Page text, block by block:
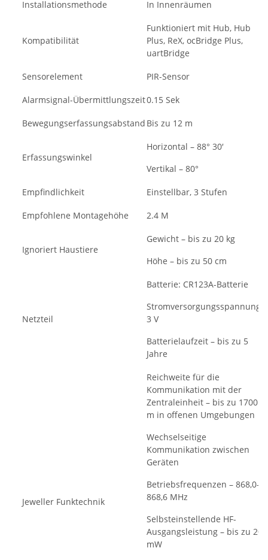
Installationsmethode In Innenräumen
Kompatibilität
Funktioniert mit Hub, Hub
Plus, ReX, ocBridge Plus,
uartBridge
Sensorelement PIR-Sensor
Alarmsignal-Übermittlungszeit0.15 Sek
Bewegungserfassungsabstand Bis zu 12 m
Erfassungswinkel
Horizontal – 88° 30′
Vertikal – 80°
Empfindlichkeit Einstellbar, 3 Stufen
Empfohlene Montagehöhe 2.4 M
Ignoriert Haustiere
Gewicht – bis zu 20 kg
Höhe – bis zu 50 cm
Netzteil
Batterie: CR123A-Batterie
Stromversorgungsspannung:
3 V
Batterielaufzeit – bis zu 5
Jahre
Jeweller Funktechnik
Reichweite für die
Kommunikation mit der
Zentraleinheit – bis zu 1700
m in offenen Umgebungen
Wechselseitige
Kommunikation zwischen
Geräten
Betriebsfrequenzen – 868,0–
868,6 MHz
Selbsteinstellende HF-
Ausgangsleistung – bis zu 20
mW